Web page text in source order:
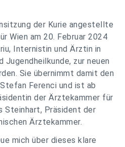
der Kurie angestellte
Wien am 20. Februar 2024
Internistin und Ärztin in
Jugendheilkunde, zur neuen
Sie übernimmt damit den
Ferenci und ist ab
der Ärztekammer für
Steinhart, Präsident der
Ärztekammer.
mich über dieses klare